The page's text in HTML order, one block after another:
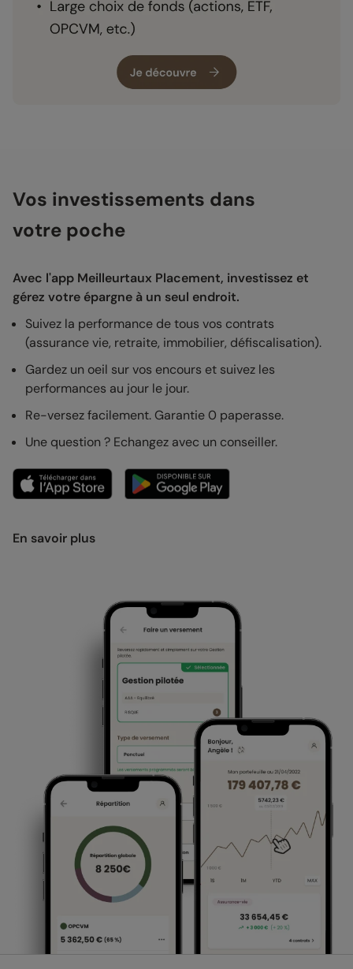
Vos investissements dans
votre poche
Avec l'app Meilleurtaux Placement, investissez et
gérez votre épargne à un seul endroit.
Suivez la performance de tous vos contrats
(assurance vie, retraite, immobilier, défiscalisation).
Gardez un oeil sur vos encours et suivez les
performances au jour le jour.
Re-versez facilement. Garantie 0 paperasse.
Une question ? Echangez avec un conseiller.
En savoir plus